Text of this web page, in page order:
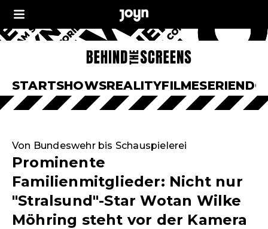
STARTSHOWSREALITYFILMESERIEN
Von Bundeswehr bis Schauspielerei
Prominente
Familienmitglieder: Nicht nur
"Stralsund"-Star Wotan Wilke
Möhring steht vor der Kamera